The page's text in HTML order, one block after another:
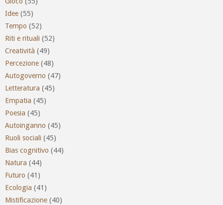
Idee (55)
Tempo (52)
Riti e rituali (52)
Creatività (49)
Percezione (48)
Autogoverno (47)
Letteratura (45)
Empatia (45)
Poesia (45)
Autoinganno (45)
Ruoli sociali (45)
Bias cognitivo (44)
Natura (44)
Futuro (41)
Ecologia (41)
Mistificazione (40)